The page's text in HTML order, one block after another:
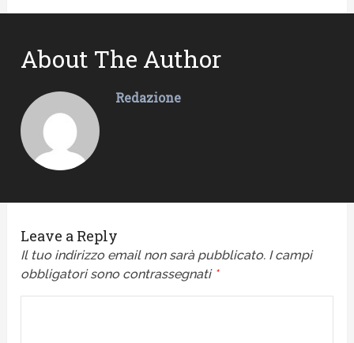
About The Author
Redazione
Leave a Reply
Il tuo indirizzo email non sarà pubblicato. I campi
obbligatori sono contrassegnati *